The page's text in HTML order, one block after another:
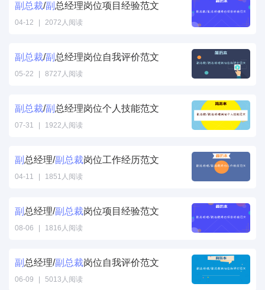
副 总裁/副 总经理岗位项目经验范文
04-12 2072人阅读
副 总裁/副 总经理岗位自我评价范文
05-22 8727人阅读
副 总裁/副 总经理岗位个人技能范文
07-31 1922人阅读
副 总经理/副 总裁岗位工作经历范文
04-11 1851人阅读
副 总经理/副 总裁岗位项目经验范文
08-06 1816人阅读
副 总经理/副 总裁岗位自我评价范文
06-09 5013人阅读